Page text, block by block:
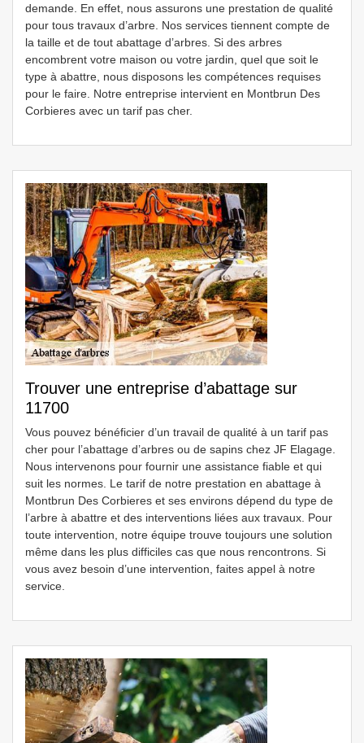
demande. En effet, nous assurons une prestation de qualité
pour tous travaux d’arbre. Nos services tiennent compte de
la taille et de tout abattage d’arbres. Si des arbres
encombrent votre maison ou votre jardin, quel que soit le
type à abattre, nous disposons les compétences requises
pour le faire. Notre entreprise intervient en Montbrun Des
Corbieres avec un tarif pas cher.
Trouver une entreprise d’abattage sur
11700
Vous pouvez bénéficier d’un travail de qualité à un tarif pas
cher pour l’abattage d’arbres ou de sapins chez JF Elagage.
Nous intervenons pour fournir une assistance fiable et qui
suit les normes. Le tarif de notre prestation en abattage à
Montbrun Des Corbieres et ses environs dépend du type de
l’arbre à abattre et des interventions liées aux travaux. Pour
toute intervention, notre équipe trouve toujours une solution
même dans les plus difficiles cas que nous rencontrons. Si
vous avez besoin d’une intervention, faites appel à notre
service.